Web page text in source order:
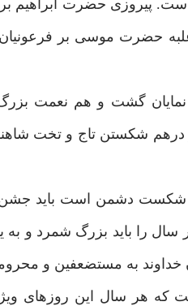
پيروزى حضرت ابراهيم بر
حضرت موسى بر فرعونيان
نمايان گشت و هم نعمت
درهم شكستن تاج و تخت
مانند همين است كه هر ساله در روز 22 بهمن كه روز شكست
الهى را به ياد آوردو هم چنين روز 12فروردين از هر سال را بايد
به مستضعفين و
كه هر سال اين روزهاى